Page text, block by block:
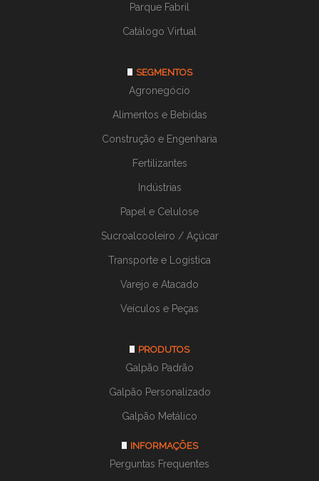
QUANTO CUSTA GALPÃO DE LONA INDUSTRIAL
SERVIÇO DE MONTAGEM DE ARMAZEM DE LONA
VALOR GALPÃO DE LONA AGRICOLA
VALOR GALPÃO DE LONA INDUSTRIAL
VALOR GALPÃO LONADO
VALOR GALPÃO LONADO INDUSTRIAL
Parque Fabril
Catálogo Virtual
SEGMENTOS
Agronegócio
Alimentos e Bebidas
Construção e Engenharia
Fertilizantes
Indústrias
Papel e Celulose
Sucroalcooleiro / Açúcar
Transporte e Logística
Varejo e Atacado
Veículos e Peças
PRODUTOS
Galpão Padrão
Galpão Personalizado
Galpão Metálico
INFORMAÇÕES
Perguntas Frequentes